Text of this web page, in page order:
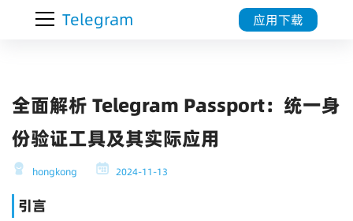
Telegram 应用下载
全面解析 Telegram Passport：统一身
份验证工具及其实际应用
hongkong 2024-11-13
引言